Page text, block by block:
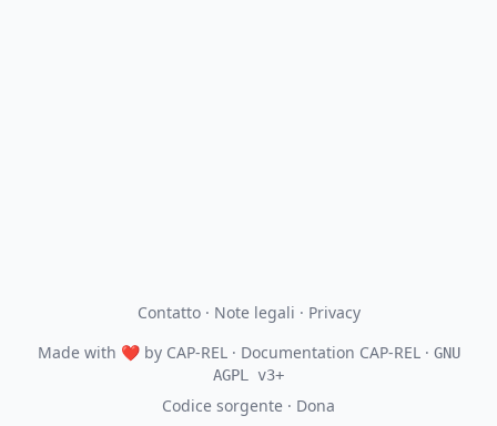
Contatto· Note legali · Privacy
Made with ❤by CAP-REL· Documentation CAP-REL · GNU
AGPL v3+
Codice sorgente · Dona